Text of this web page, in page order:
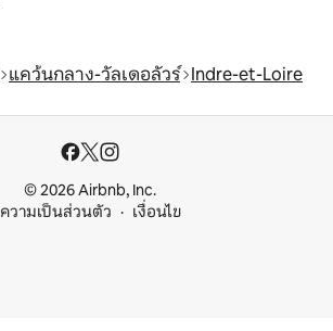
แคว้นกลาง-วัลเดอลัวร์ Indre-et-Loire
© 2026 Airbnb, Inc.
ความเป็นส่วนตัว
เงื่อนไข